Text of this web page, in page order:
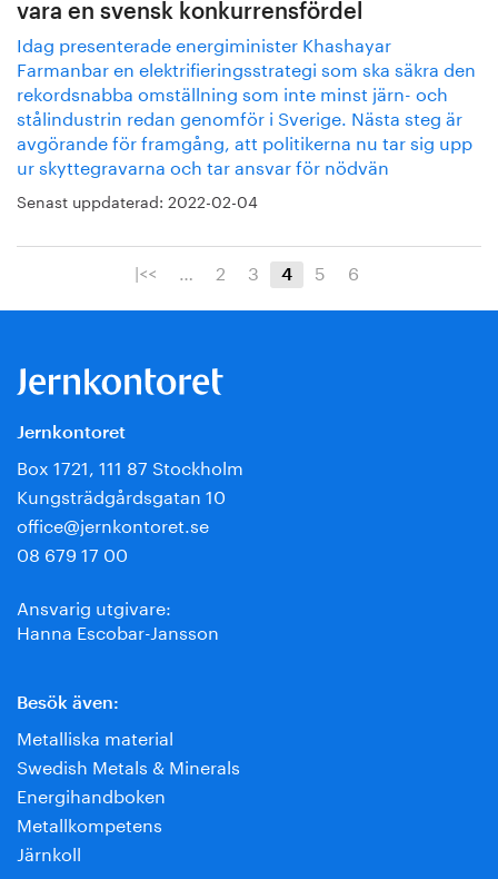
vara en svensk konkurrensfördel
Idag presenterade energiminister Khashayar
Farmanbar en elektrifieringsstrategi som ska säkra den
rekordsnabba omställning som inte minst järn- och
stålindustrin redan genomför i Sverige. Nästa steg är
avgörande för framgång, att politikerna nu tar sig upp
ur skyttegravarna och tar ansvar för nödvän
Senast uppdaterad: 2022-02-04
|<< … 2 3 4 5 6
Jernkontoret
Box 1721, 111 87 Stockholm
Kungsträdgårdsgatan 10
office@jernkontoret.se
08 679 17 00
Ansvarig utgivare:
Hanna Escobar-Jansson
Besök även:
Metalliska material
Swedish Metals & Minerals
Energihandboken
Metallkompetens
Järnkoll